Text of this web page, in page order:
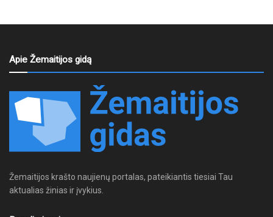
Apie Žemaitijos gidą
Žemaitijos krašto naujienų portalas, pateikiantis tiesiai Tau
aktualias žinias ir įvykius.